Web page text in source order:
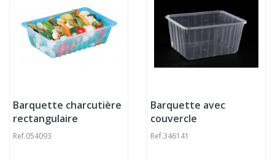
Barquette charcutière
rectangulaire
transparent 13,8x9x4,6
Ref.054093
Barquette avec
couvercle
rectangulaire
Ref.346141